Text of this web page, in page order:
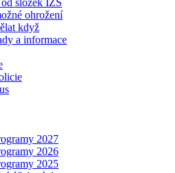
složek IZS
ohrožení
když
a informace
2027
2026
2025